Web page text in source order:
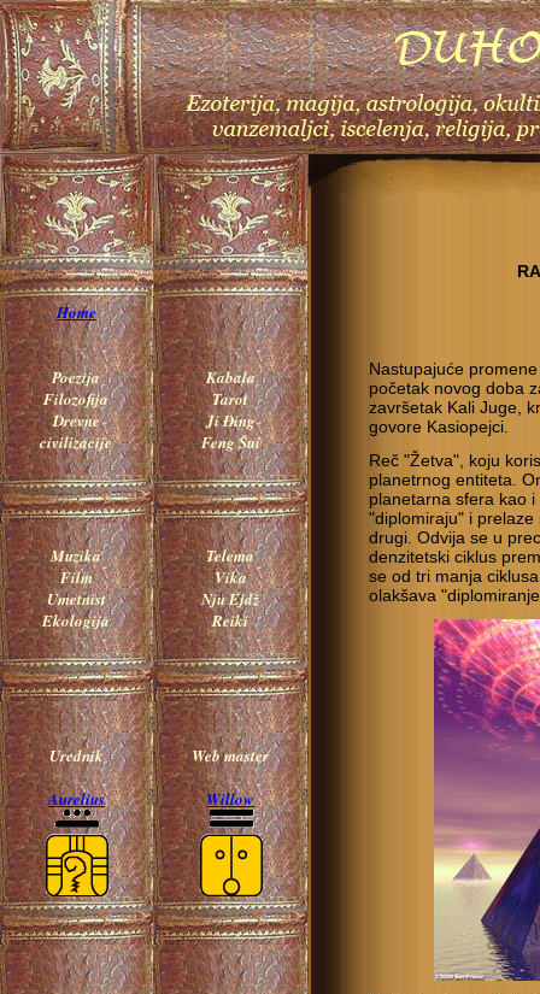
Home
Poezija
Filozofija
Drevne
civilizacije
Muzika
Film
Umetnist
Ekologija
Urednik
Aurelius
Kabala
Tarot
Ji Đing
Feng Šui
Telema
Vika
Nju Ejdž
Reiki
Web master
Willow
Nastupajuće
početak novog doba
završetak Kali Juge,
govore Kasiopejci.
Reč "Žetva", koju
planetrnog entiteta.
planetarna sfera kao
"diplomiraju" i
drugi. Odvija se u
denzitetski ciklus
se od tri manja
olakšava